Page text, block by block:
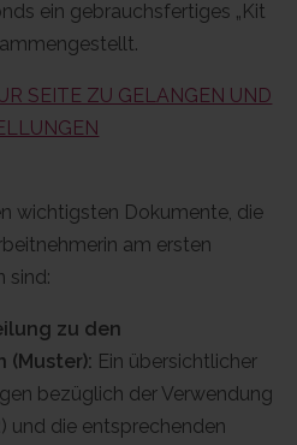
ein gebrauchsfertiges „Kit
SEITE ZU GELANGEN UND
wichtigsten Dokumente, die
am ersten
sind:
zu den
Ein übersichtlicher
bezüglich der Verwendung
und die entsprechenden